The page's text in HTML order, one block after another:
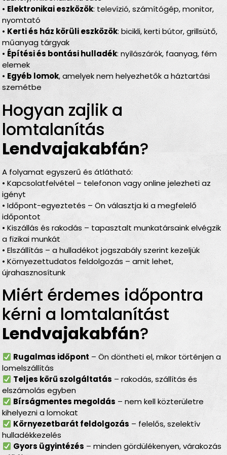
• Elektronikai eszközök: televízió, számítógép, monitor,
nyomtató
• Kerti és ház körüli eszközök: bicikli, kerti bútor, grillsütő,
műanyag tárgyak
• Építési és bontási hulladék: nyílászárók, faanyag, fém
elemek
• Egyéb lomok, amelyek nem helyezhetők a háztartási
szemétbe
Hogyan zajlik a
lomtalanítás
Lendvajakabfán?
A folyamat egyszerű és átlátható:
• Kapcsolatfelvétel – telefonon vagy online jelezheti az
igényt
• Időpont-egyeztetés – Ön választja ki a megfelelő
időpontot
• Kiszállás és rakodás – tapasztalt munkatársaink elvégzik
a fizikai munkát
• Elszállítás – a hulladékot jogszabály szerint kezeljük
• Környezettudatos feldolgozás – amit lehet,
újrahasznosítunk
Miért érdemes időpontra
kérni a lomtalanítást
Lendvajakabfán?
Rugalmas időpont – Ön döntheti el, mikor történjen a
lomelszállítás
Teljes körű szolgáltatás – rakodás, szállítás és
elszámolás egyben
Bírságmentes megoldás – nem kell közterületre
kihelyezni a lomokat
Környezetbarát feldolgozás – felelős, szelektív
hulladékkezelés
Gyors ügyintézés – minden gördülékenyen, várakozás